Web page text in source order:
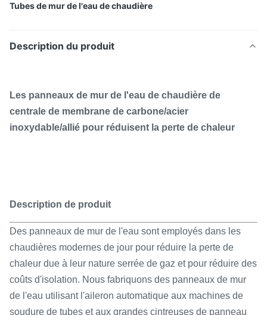
Tubes de mur de l'eau de chaudière
Description du produit
Les panneaux de mur de l'eau de chaudière de
centrale de membrane de carbone/acier
inoxydable/allié pour réduisent la perte de chaleur
Description de produit
Des panneaux de mur de l'eau sont employés dans les
chaudières modernes de jour pour réduire la perte de
chaleur due à leur nature serrée de gaz et pour réduire des
coûts d'isolation. Nous fabriquons des panneaux de mur
de l'eau utilisant l'aileron automatique aux machines de
soudure de tubes et aux grandes cintreuses de panneau